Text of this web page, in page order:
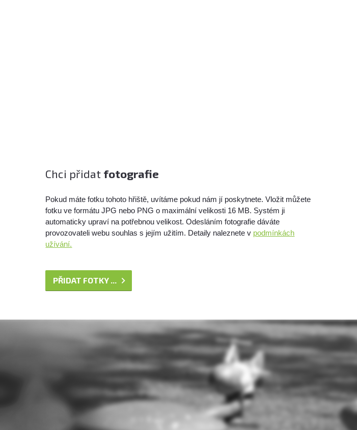
Chci přidat fotografie
Pokud máte fotku tohoto hřiště, uvítáme pokud nám jí poskytnete. Vložit můžete
fotku ve formátu JPG nebo PNG o maximální velikosti 16 MB. Systém ji
automaticky upraví na potřebnou velikost. Odesláním fotografie dáváte
provozovateli webu souhlas s jejím užitím. Detaily naleznete v podmínkách
užívání.
PŘIDAT FOTKY ...